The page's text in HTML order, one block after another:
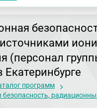
(персонал
Екатеринбурге
программ
безопасность,